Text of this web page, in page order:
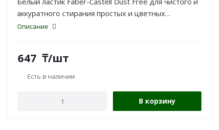
аккуратного стирания простых и цветных
карандашей.
Описание
647 ₸/шт
Есть в наличии
В корзину